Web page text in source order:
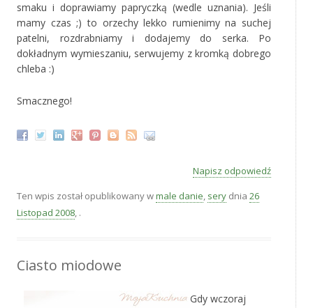
smaku i doprawiamy papryczką (wedle uznania). Jeśli
mamy czas ;) to orzechy lekko rumienimy na suchej
patelni, rozdrabniamy i dodajemy do serka. Po
dokładnym wymieszaniu, serwujemy z kromką dobrego
chleba :)
Smacznego!
Napisz odpowiedź
Ten wpis został opublikowany wmale danie, sery dnia 26
Listopad 2008, .
Ciasto miodowe
Gdy wczoraj